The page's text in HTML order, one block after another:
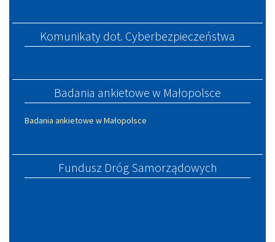
Komunikaty dot. Cyberbezpieczeństwa
Badania ankietowe w Małopolsce
Badania ankietowe w Małopolsce
Fundusz Dróg Samorządowych